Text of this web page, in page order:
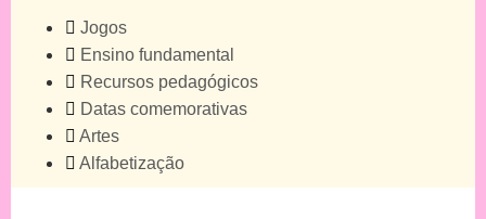
Jogos
Ensino fundamental
Recursos pedagógicos
Datas comemorativas
Artes
Alfabetização